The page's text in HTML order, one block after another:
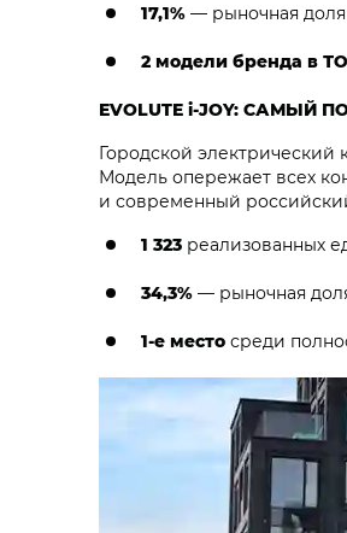
17,1% — рыночная доля
2 модели бренда в
EVOLUTE i‑JOY:
Городской электрический
Модель опережает всех
и современный
1 323 реализованных
34,3% — рыночная
1-е место среди